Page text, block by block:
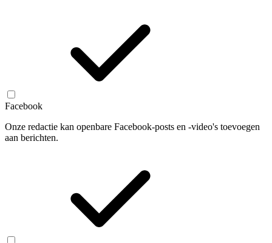
Facebook
Onze redactie kan openbare Facebook-posts en -video's toevoegen
aan berichten.